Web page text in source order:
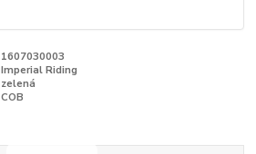
1607030003
Imperial Riding
zelená
COB